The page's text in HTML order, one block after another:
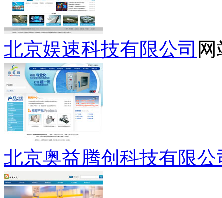
北京娱速科技有限公司
北京奥益腾创科技有限公